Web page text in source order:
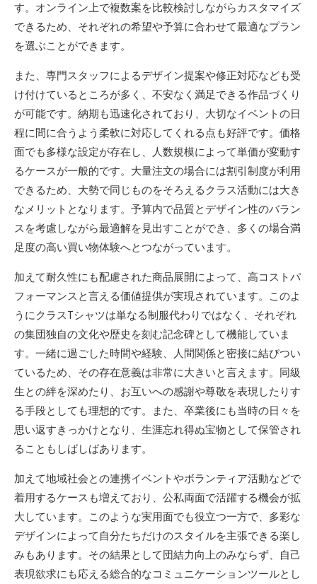
す。オンライン上で複数案を比較検討しながらカスタマイズ
できるため、それぞれの希望や予算に合わせて最適なプラン
を選ぶことができます。
また、専門スタッフによるデザイン提案や修正対応なども受
け付けているところが多く、不安なく満足できる作品づくり
が可能です。納期も迅速化されており、大切なイベントの日
程に間に合うよう柔軟に対応してくれる点も好評です。価格
面でも多様な設定が存在し、人数規模によって単価が変動す
るケースが一般的です。大量注文の場合には割引制度が利用
できるため、大勢で同じものをそろえるクラス活動には大き
なメリットとなります。予算内で品質とデザイン性のバラン
スを考慮しながら最適解を見出すことができ、多くの場合満
足度の高い買い物体験へとつながっています。
加えて耐久性にも配慮された商品展開によって、高コストパ
フォーマンスと言える価値提供が実現されています。このよ
うにクラスTシャツは単なる制服代わりではなく、それぞれ
の集団独自の文化や歴史を刻む記念碑として機能していま
す。一緒に過ごした時間や経験、人間関係と密接に結びつい
ているため、その存在意義は非常に大きいと言えます。同級
生との絆を深めたり、お互いへの感謝や尊敬を表現したりす
る手段としても理想的です。また、卒業後にも当時の日々を
思い返すきっかけとなり、生涯忘れ得ぬ宝物として保管され
ることもしばしばあります。
加えて地域社会との連携イベントやボランティア活動などで
着用するケースも増えており、公私両面で活躍する機会が拡
大しています。このような実用面でも役立つ一方で、多彩な
デザインによって自分たちだけのスタイルを主張できる楽し
みもあります。その結果として団結力向上のみならず、自己
表現欲求にも応える総合的なコミュニケーションツールとし